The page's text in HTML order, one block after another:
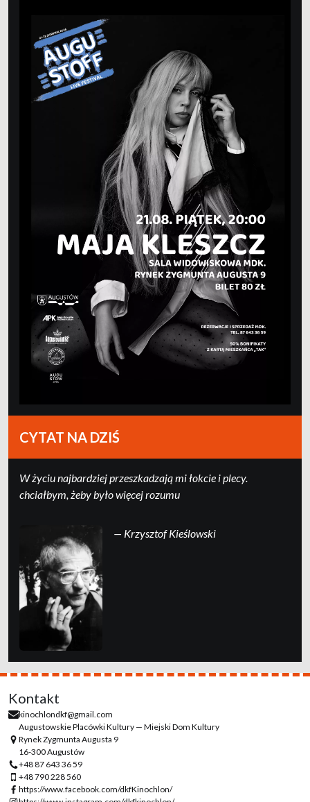
CYTAT NA DZIŚ
W życiu najbardziej przeszkadzają mi łokcie i plecy.
chciałbym, żeby było więcej rozumu
— Krzysztof Kieślowski
Kontakt
kinochlondkf@gmail.com
Augustowskie Placówki Kultury — Miejski Dom Kultury
Rynek Zygmunta Augusta 9
16-300 Augustów
+48 87 643 36 59
+48 790 228 560
https://www.facebook.com/dkfKinochlon/